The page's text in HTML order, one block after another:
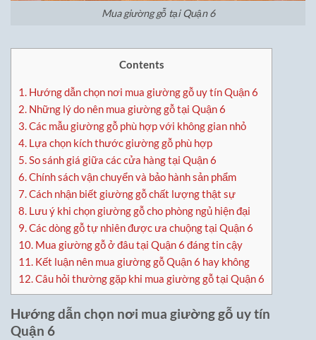
Mua giường gỗ tại Quận 6
Contents
1. Hướng dẫn chọn nơi mua giường gỗ uy tín Quận 6
2. Những lý do nên mua giường gỗ tại Quận 6
3.Các mẫu giường gỗ phù hợp với không gian nhỏ
4. Lựa chọn kích thước giường gỗ phù hợp
5.So sánh giá giữa các cửa hàng tại Quận 6
6.Chính sách vận chuyển và bảo hành sản phẩm
7.Cách nhận biết giường gỗ chất lượng thật sự
8. Lưu ý khi chọn giường gỗ cho phòng ngủ hiện đại
9.Các dòng gỗ tự nhiên được ưa chuộng tại Quận 6
10. Mua giường gỗ ở đâu tại Quận 6 đáng tin cậy
11. Kết luận nên mua giường gỗ Quận 6 hay không
12.Câu hỏi thường gặp khi mua giường gỗ tại Quận 6
Hướng dẫn chọn nơi mua giường gỗ uy tín
Quận 6